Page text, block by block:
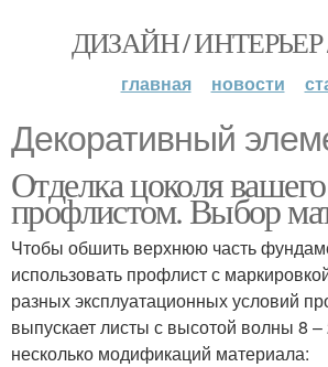
ДИЗАЙН / ИНТЕРЬЕР
главная новости
Декоративный
Отделка цоколя
профлистом. Выбор
Чтобы обшить верхнюю часть
использовать профлист с
разных эксплуатационных условий
выпускает листы с высотой волны 8
несколько модификаций материала: